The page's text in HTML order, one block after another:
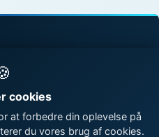
Vragguiden
cookies
at forbedre din oplevelse på
du vores brug af cookies.